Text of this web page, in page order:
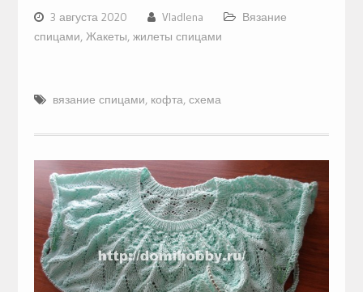
3 августа 2020 Vladlena
Вязание
спицами, Жакеты, жилеты спицами
вязание спицами, кофта, схема